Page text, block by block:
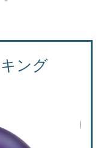
特価商品
ング